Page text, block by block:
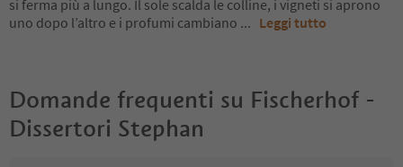
si ferma più a lungo. Il sole scalda le colline, i vigneti si aprono
uno dopo l’altro e i profumi cambiano ... Leggi tutto
Domande frequenti su Fischerhof -
Dissertori Stephan